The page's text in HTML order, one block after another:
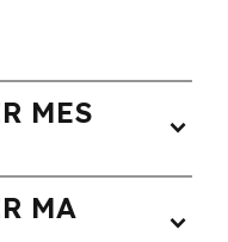
MES
expand_more
MA
expand_more